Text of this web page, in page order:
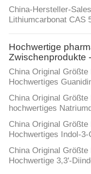
KONTAKT
MIT
UNS
SITEMAP
PRIVACY
POLICY
China-Hersteller-
Lithiumcarbonat CAS
Hochwertige
Zwischenprodukte
China Original
Hochwertiges
China Original
hochwertiges
China Original
Hochwertiges Indol-
China Original
Hochwertige 3,3'-